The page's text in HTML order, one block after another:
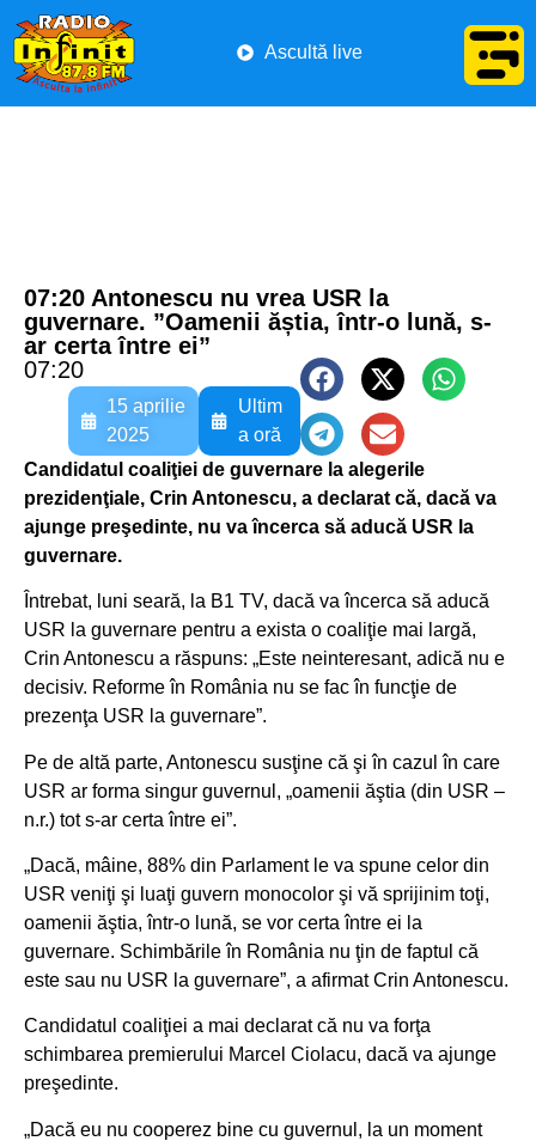
Ascultă live
07:20 Antonescu nu vrea USR la
guvernare. ”Oamenii ăștia, într-o lună, s-
ar certa între ei”
07:20
15 aprilie
2025
Ultim
a oră
Candidatul coaliţiei de guvernare la alegerile
prezidenţiale, Crin Antonescu, a declarat că, dacă va
ajunge preşedinte, nu va încerca să aducă USR la
guvernare.
Întrebat, luni seară, la B1 TV, dacă va încerca să aducă
USR la guvernare pentru a exista o coaliţie mai largă,
Crin Antonescu a răspuns: „Este neinteresant, adică nu e
decisiv. Reforme în România nu se fac în funcţie de
prezenţa USR la guvernare”.
Pe de altă parte, Antonescu susţine că şi în cazul în care
USR ar forma singur guvernul, „oamenii ăştia (din USR –
n.r.) tot s-ar certa între ei”.
„Dacă, mâine, 88% din Parlament le va spune celor din
USR veniţi şi luaţi guvern monocolor şi vă sprijinim toţi,
oamenii ăştia, într-o lună, se vor certa între ei la
guvernare. Schimbările în România nu ţin de faptul că
este sau nu USR la guvernare”, a afirmat Crin Antonescu.
Candidatul coaliţiei a mai declarat că nu va forţa
schimbarea premierului Marcel Ciolacu, dacă va ajunge
preşedinte.
„Dacă eu nu cooperez bine cu guvernul, la un moment